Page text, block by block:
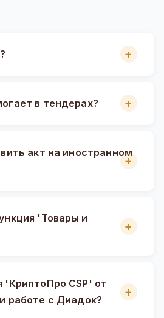
в тендерах?
акт на иностранном
'Товары и
'КриптоПро CSP' от
работе с Диадок?